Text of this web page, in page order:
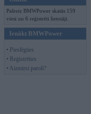
Pašreiz BMWPower skatās 159
viesi un 6 reģistrēti lietotāji.
Ienākt BMWPower
• Pieslēgties
• Reģistrēties
• Aizmirsi paroli?